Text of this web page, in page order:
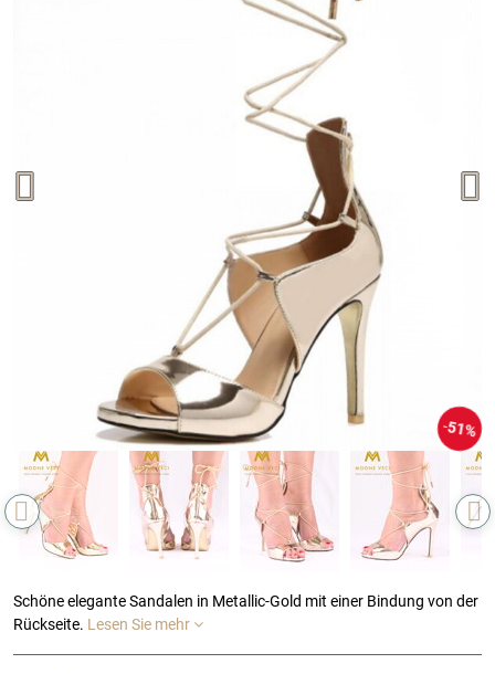
51%
Schöne elegante Sandalen in Metallic-Gold mit einer Bindung von der
Rückseite. Lesen Sie mehr